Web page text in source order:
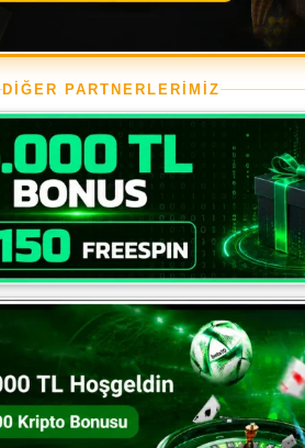
DİĞER PARTNERLERİMİZ